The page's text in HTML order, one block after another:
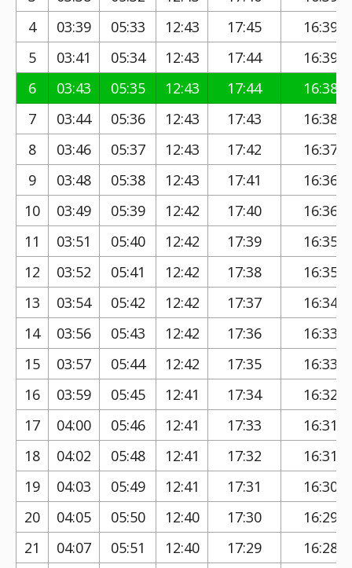
4
03:39 05:33 12:43 17:45
16:39
5
03:41 05:34 12:43 17:44
16:39
6
03:43 05:35 12:43 17:44
16:38
7
03:44 05:36 12:43 17:43
16:38
8
03:46 05:37 12:43 17:42
16:37
9
03:48 05:38 12:43 17:41
16:36
10
03:49 05:39 12:42 17:40
16:36
11
03:51 05:40 12:42 17:39
16:35
12
03:52 05:41 12:42 17:38
16:35
13
03:54 05:42 12:42 17:37
16:34
14
03:56 05:43 12:42 17:36
16:33
15
03:57 05:44 12:42 17:35
16:33
16
03:59 05:45 12:41 17:34
16:32
17
04:00 05:46 12:41 17:33
16:31
18
04:02 05:48 12:41 17:32
16:31
19
04:03 05:49 12:41 17:31
16:30
20
04:05 05:50 12:40 17:30
16:29
21
04:07 05:51 12:40 17:29
16:28